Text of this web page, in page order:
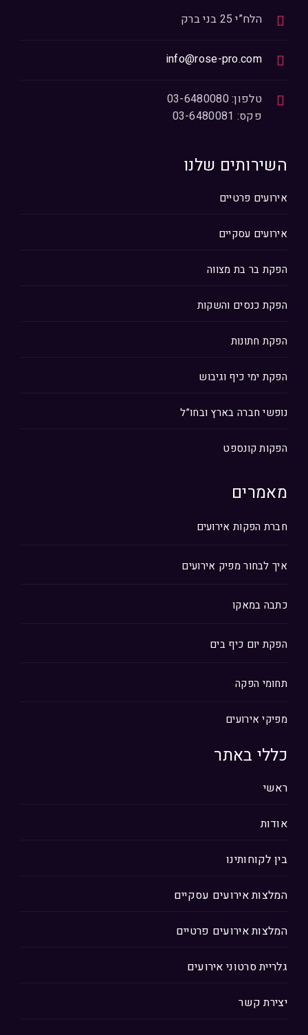
הלח”י 25 בני ברק
info@rose-pro.com
טלפון: 03-6480080
פקס: 03-6480081
השירותים שלנו
אירועים פרטיים
אירועים עסקיים
הפקת בר בת מצווה
הפקת כנסים והשקות
הפקת חתונות
הפקת ימי כיף וגיבוש
נופשי חברה בארץ ובחו”ל
הפקות קונספט
מאמרים
חברת הפקות אירועים
איך לבחור מפיק אירועים
כתבה במאקו
הפקת יום כיף בים
תחומי הפקה
מפיקי אירועים
כללי באתר
ראשי
אודות
בין לקוחותינו
המלצות אירועים עסקיים
המלצות אירועים פרטיים
גלריית סרטוני אירועים
יצירת קשר